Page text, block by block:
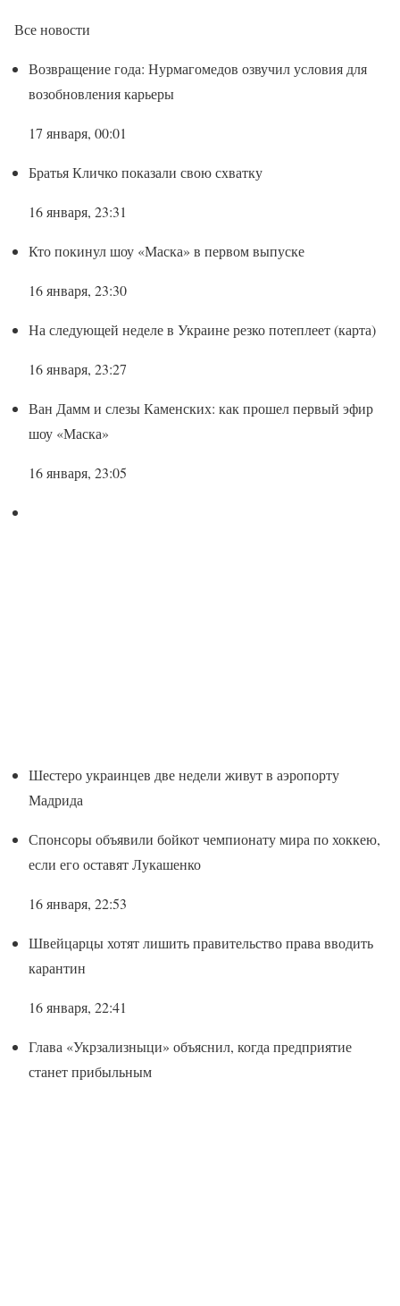
Все новости
Возвращение года: Нурмагомедов озвучил условия для
возобновления карьеры
17 января, 00:01
Братья Кличко показали свою схватку
16 января, 23:31
Кто покинул шоу «Маска» в первом выпуске
16 января, 23:30
На следующей неделе в Украине резко потеплеет (карта)
16 января, 23:27
Ван Дамм и слезы Каменских: как прошел первый эфир
шоу «Маска»
16 января, 23:05
Шестеро украинцев две недели живут в аэропорту
Мадрида
Спонсоры объявили бойкот чемпионату мира по хоккею,
если его оставят Лукашенко
16 января, 22:53
Швейцарцы хотят лишить правительство права вводить
карантин
16 января, 22:41
Глава «Укрзализныци» объяснил, когда предприятие
станет прибыльным